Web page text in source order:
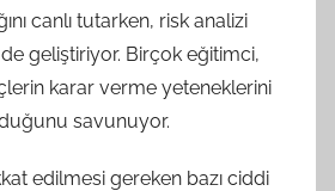
canlı tutarken, risk analizi
geliştiriyor. Birçok eğitimci,
karar verme yeteneklerini
savunuyor.
edilmesi gereken bazı ciddi